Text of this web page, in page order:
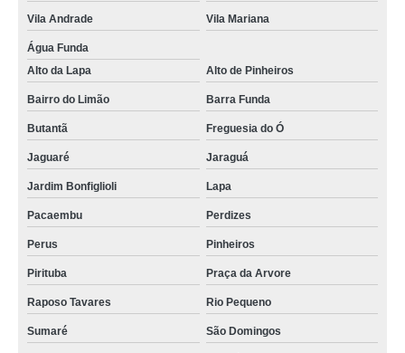
Vila Andrade Vila Mariana
Água Funda
Alto da Lapa
Alto de Pinheiros
Bairro do Limão Barra Funda
Butantã Freguesia do Ó
Jaguaré Jaraguá
Jardim Bonfiglioli Lapa
Pacaembu Perdizes
Perus Pinheiros
Pirituba Praça da Arvore
Raposo Tavares Rio Pequeno
Sumaré São Domingos